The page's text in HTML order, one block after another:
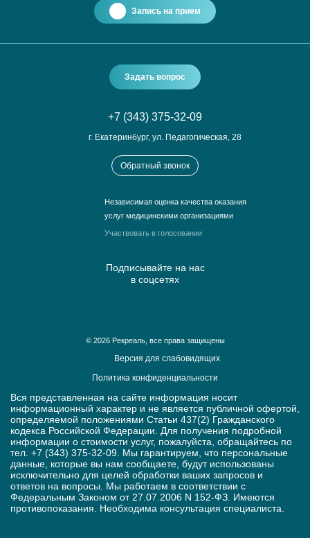
Запись на прием
Задать вопрос
+7 (343) 375-32-09
г. Екатеринбург, ул. Педагогическая, 28
Обратный звонок
Независимая оценка качества оказания
услуг медицинскими организациями
Участвовать в голосовании
Подписывайте на нас
в соцсетях
© 2026 Рекреаль, все права защищены
Версия для слабовидящих
Политика конфиденциальности
Вся представленная на сайте информация носит
информационный характер и не является публичной офертой,
определяемой положениями Статьи 437(2) Гражданского
кодекса Российской Федерации. Для получения подробной
информации о стоимости услуг, пожалуйста, обращайтесь по
тел. +7 (343) 375-32-09. Мы гарантируем, что персональные
данные, которые вы нам сообщаете, будут использованы
исключительно для целей обработки ваших запросов и
ответов на вопросы. Мы работаем в соответствии с
Федеральным Законом от 27.07.2006 N 152-ФЗ. Имеются
противопоказания. Необходима консультация специалиста.